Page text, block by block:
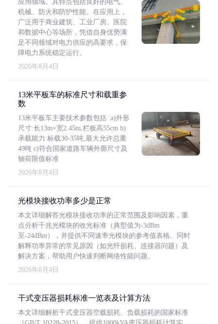
应用领域。其特点包括良好的电气、
机械、防火和防护性能。在应用上，
广泛用于商业建筑、工业厂房、医院
和数据中心等场所，凭借自身优势满
足不同领域对电力供应的高要求，保
障电力系统稳定运行。
2026年8月4日
13米平板车的标准尺寸和载重参
数
13米平板车主要技术参数包括: a)外形
尺寸:长13m×宽2.45m,栏板高55cm b)
承载能力:标载30-35吨,最大允许总重
49吨 c)符合国家道路车辆外廓尺寸及
轴荷限值标准
2026年8月4日
光模块接收功率多少是正常
本文详细解答光模块接收功率的正常范围及影响因素，重
点分析千兆光模块的收光标准（典型值为-3dBm
至-24dBm），并提供不同速率光模块的参考值表格。同时
解释功率异常的常见原因（如光纤损耗、连接器问题）及
解决方案，帮助用户快速判断网络性能问题。
2026年8月4日
干式变压器损耗标准一览表及计算方法
本文详细解析干式变压器空载损耗、负载损耗的国家标准